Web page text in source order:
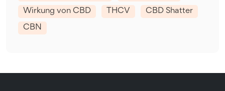
Wirkung von CBD THCV CBD Shatter
CBN